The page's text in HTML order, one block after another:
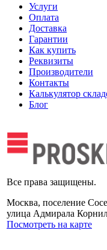
Услуги
Оплата
Доставка
Гарантии
Как купить
Реквизиты
Производители
Контакты
Калькулятор
Блог
Все права защищены.
Москва, поселение
улица Адмирала
Посмотреть на карте